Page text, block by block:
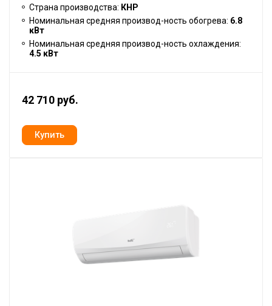
Страна производства: КНР
Номинальная средняя производ-ность обогрева: 6.8
кВт
Номинальная средняя производ-ность охлаждения:
4.5 кВт
42 710 руб.